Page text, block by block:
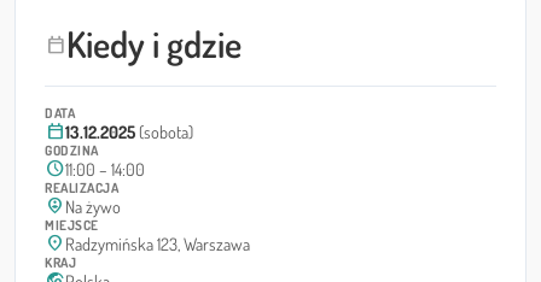
calendar_todayKiedy i gdzie
DATA
calendar_today13.12.2025 (sobota)
GODZINA
schedule11:00 – 14:00
REALIZACJA
person_pin_circle Na żywo
MIEJSCE
location_on Radzymińska 123, Warszawa
KRAJ